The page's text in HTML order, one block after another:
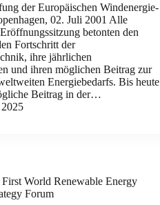
der Europäischen Windenergie-
02. Juli 2001 Alle
betonten den
Fortschritt der
ihre jährlichen
und ihren möglichen Beitrag zur
Energiebedarfs. Bis heute
Beitrag in der…
World Renewable Energy
Forum